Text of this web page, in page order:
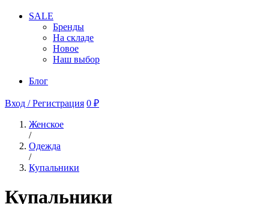
SALE
Бренды
На складе
Новое
Наш выбор
Блог
Вход / Регистрация 0 ₽
Женское
/
Одежда
/
Купальники
Купальники